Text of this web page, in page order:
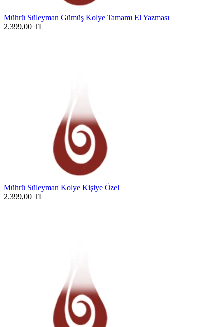
Mührü Süleyman Gümüş Kolye Tamamı El Yazması
2.399,00 TL
Mührü Süleyman Kolye Kişiye Özel
2.399,00 TL